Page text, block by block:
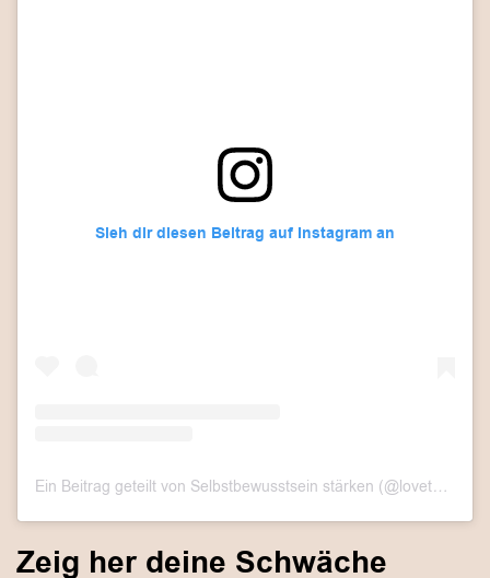
Sieh dir diesen Beitrag auf Instagram an
Ein Beitrag geteilt von Selbstbewusstsein stärken (@lovethislook.de)
Zeig her deine Schwäche